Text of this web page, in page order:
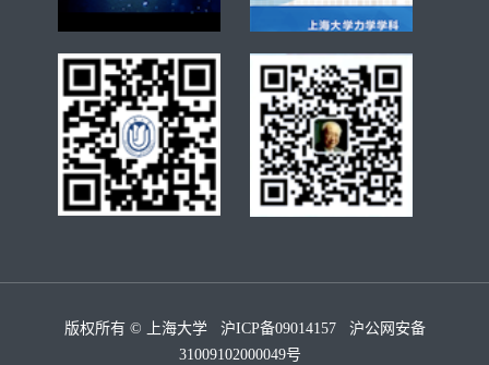
版权所有 © 上海大学 沪ICP备09014157
沪公网安备
31009102000049号